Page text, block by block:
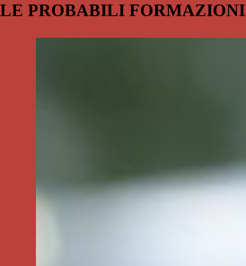
LE PROBABILI FORMAZIONI